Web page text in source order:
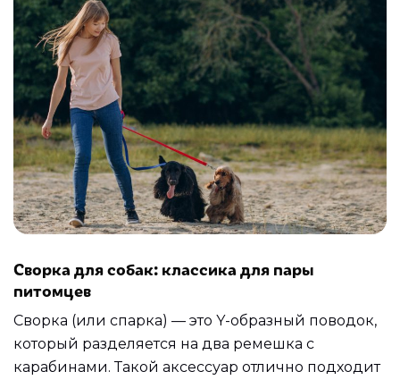
Сворка для собак: классика для пары
питомцев
Сворка (или спарка) — это Y-образный поводок,
который разделяется на два ремешка с
карабинами. Такой аксессуар отлично подходит